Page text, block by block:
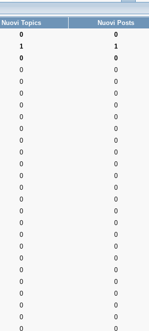
Nuovi Topics Nuovi Posts
0 0
1 1
0 0
0 0
0 0
0 0
0 0
0 0
0 0
0 0
0 0
0 0
0 0
0 0
0 0
0 0
0 0
0 0
0 0
0 0
0 0
0 0
0 0
0 0
0 0
0 0